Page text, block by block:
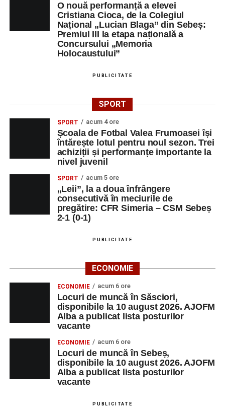
O nouă performanță a elevei
Cristiana Cioca, de la Colegiul
Național „Lucian Blaga” din Sebeș:
Premiul III la etapa națională a
Concursului „Memoria
Holocaustului”
PUBLICITATE
SPORT
SPORT acum 4 ore
Școala de Fotbal Valea Frumoasei își
întărește lotul pentru noul sezon. Trei
achiziții și performanțe importante la
nivel juvenil
SPORT acum 5 ore
„Leii”, la a doua înfrângere
consecutivă în meciurile de
pregătire: CFR Simeria – CSM Sebeș
2-1 (0-1)
PUBLICITATE
ECONOMIE
ECONOMIE acum 6 ore
Locuri de muncă în Săsciori,
disponibile la 10 august 2026. AJOFM
Alba a publicat lista posturilor
vacante
ECONOMIE acum 6 ore
Locuri de muncă în Sebeș,
disponibile la 10 august 2026. AJOFM
Alba a publicat lista posturilor
vacante
PUBLICITATE